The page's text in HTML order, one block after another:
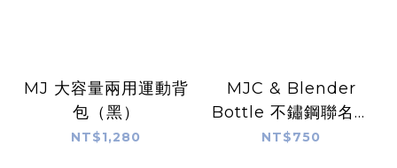
MJ 大容量兩用運動背
包（黑）
NT$1,280
MJC & Blender
Bottle 不鏽鋼聯名水
壺 24 oz -波映叢林
NT$750